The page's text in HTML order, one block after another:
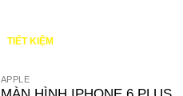
TIẾT KIỆM
APPLE